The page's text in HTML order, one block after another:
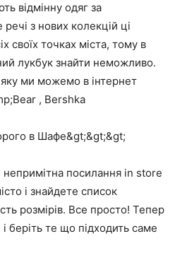
відмінну одяг за
з нових колекцій ці
своїх точках міста, тому в
лукбук знайти неможливо.
яку ми можемо в інтернет
, Bershka
в Шафе&gt;&gt;&gt;
непримітна посилання in store
і знайдете список
розмірів. Все просто! Тепер
і беріть те що підходить саме